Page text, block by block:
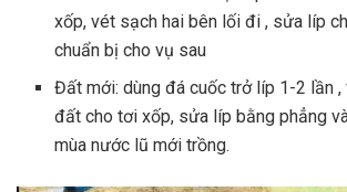
xốp, vét sạch hai bên lối đi , sửa líp
chuẩn bị cho vụ sau
Đất mới: dùng đá cuốc trở líp 1-2 lần
đất cho tơi xốp, sửa líp bằng phẳng
mùa nước lũ mới trồng.